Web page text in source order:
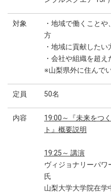
対象
・地域で働くこと
方
・地域に貢献したい
・会社や組織を超
※山梨県外に住んで
定員 50名
内容 19:00～
『未来をつ
ト』概要説明
19:25～ 講演
ヴィジョナリーパワ
氏
山梨大学大学院在学